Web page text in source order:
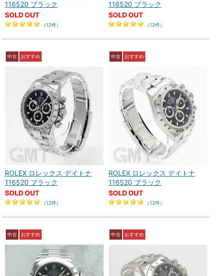
116520 ブラック
SOLD OUT
（12件）
116520 ブラック
SOLD OUT
（12件）
中古 おすすめ
ROLEX ロレックス デイトナ
116520 ブラック
SOLD OUT
（12件）
中古 おすすめ
ROLEX ロレックス デイトナ
116520 ブラック
SOLD OUT
（12件）
中古 おすすめ 中古 おすすめ